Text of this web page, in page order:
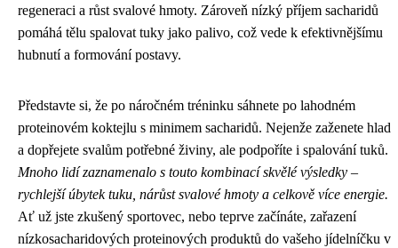
regeneraci a růst svalové hmoty. Zároveň nízký příjem sacharidů
pomáhá tělu spalovat tuky jako palivo, což vede k efektivnějšímu
hubnutí a formování postavy.
Představte si, že po náročném tréninku sáhnete po lahodném
proteinovém koktejlu s minimem sacharidů. Nejenže zaženete hlad
a dopřejete svalům potřebné živiny, ale podpoříte i spalování tuků.
Mnoho lidí zaznamenalo s touto kombinací skvělé výsledky –
rychlejší úbytek tuku, nárůst svalové hmoty a celkově více energie.
Ať už jste zkušený sportovec, nebo teprve začínáte, zařazení
nízkosacharidových proteinových produktů do vašeho jídelníčku v